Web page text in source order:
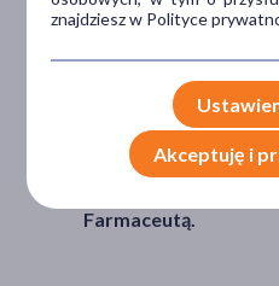
Encyklopedia leków i
Wsparcie w
Farmaceutą.
znajdziesz w Polityce
Akceptuję i